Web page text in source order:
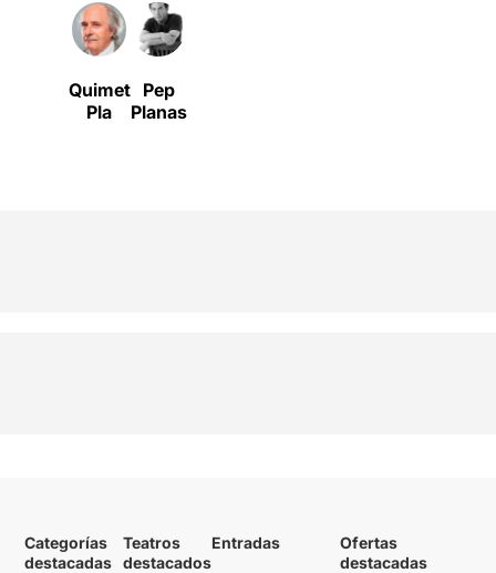
Quimet
Pla
Pep
Planas
Categorías
destacadas
Teatros
destacados
Entradas
Ofertas
destacadas